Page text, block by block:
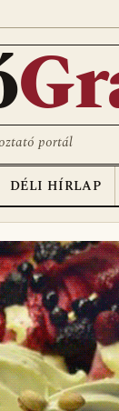
portál
DÉLI HÍRLAP